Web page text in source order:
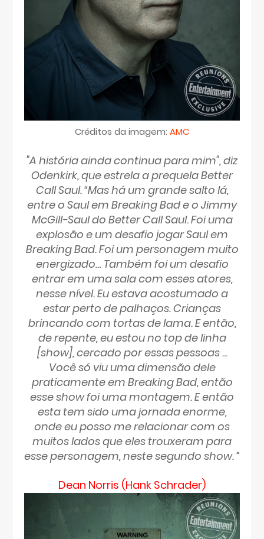
Créditos da imagem: AMC
"A história ainda continua para mim", diz
Odenkirk, que estrela a prequela Better
Call Saul. “Mas há um grande salto lá,
entre o Saul em Breaking Bad e o Jimmy
McGill-Saul do Better Call Saul. Foi uma
explosão e um desafio jogar Saul em
Breaking Bad. Foi um personagem muito
energizado… Também foi um desafio
entrar em uma sala com esses atores,
nesse nível. Eu estava acostumado a
estar perto de palhaços. Crianças
brincando com tortas de lama. E então,
de repente, eu estou no top de linha
[show], cercado por essas pessoas ...
Você só viu uma dimensão dele
praticamente em Breaking Bad, então
esse show foi uma montagem. E então
esta tem sido uma jornada enorme,
onde eu posso me relacionar com os
muitos lados que eles trouxeram para
esse personagem, neste segundo show. ”
Dean Norris (Hank Schrader)